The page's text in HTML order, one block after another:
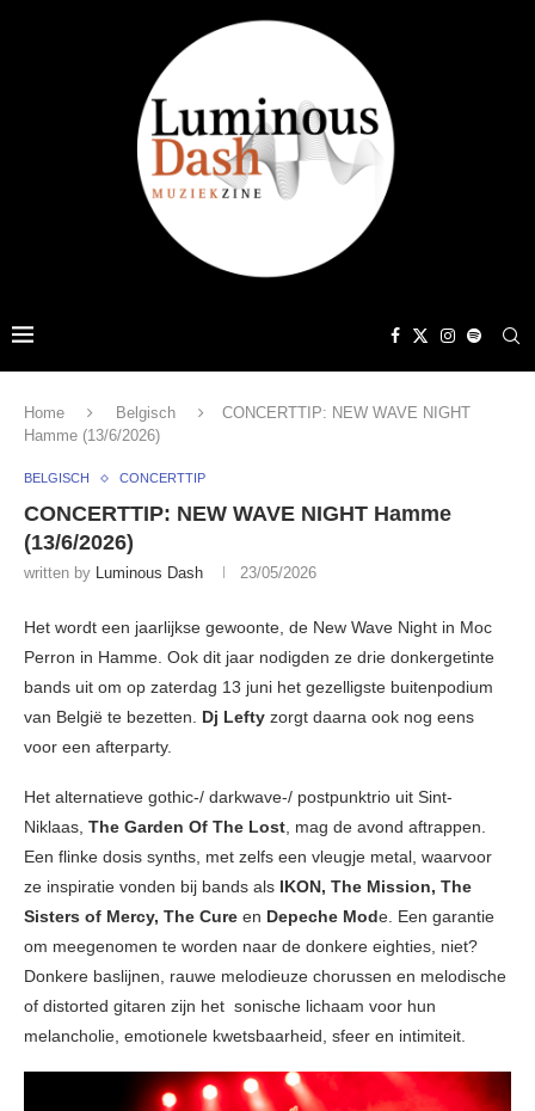
Home Belgisch
CONCERTTIP: NEW WAVE NIGHT
Hamme (13/6/2026)
BELGISCH CONCERTTIP
CONCERTTIP: NEW WAVE NIGHT Hamme
(13/6/2026)
written by Luminous Dash 23/05/2026
Het wordt een jaarlijkse gewoonte, de New Wave Night in Moc
Perron in Hamme. Ook dit jaar nodigden ze drie donkergetinte
bands uit om op zaterdag 13 juni het gezelligste buitenpodium
van België te bezetten. Dj Lefty zorgt daarna ook nog eens
voor een afterparty.
Het alternatieve gothic-/ darkwave-/ postpunktrio uit Sint-
Niklaas, The Garden Of The Lost, mag de avond aftrappen.
Een flinke dosis synths, met zelfs een vleugje metal, waarvoor
ze inspiratie vonden bij bands als IKON, The Mission, The
Sisters of Mercy, The Cure en Depeche Mode. Een garantie
om meegenomen te worden naar de donkere eighties, niet?
Donkere baslijnen, rauwe melodieuze chorussen en melodische
of distorted gitaren zijn het sonische lichaam voor hun
melancholie, emotionele kwetsbaarheid, sfeer en intimiteit.